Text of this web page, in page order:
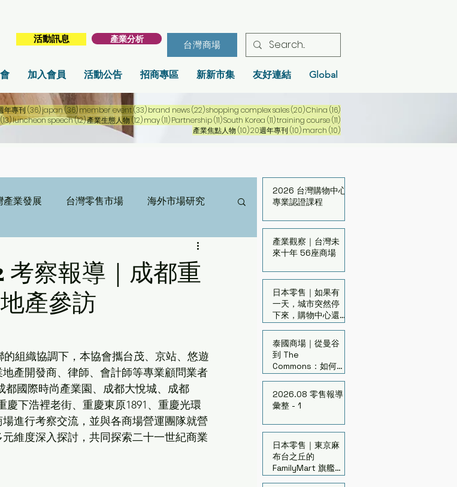
活動訊息 產業分析
台灣商場
加入會員 活動公告 招商專區 新新市集 友好連結 Global
文章
年專刊 (36)36 篇文章
japan (36)36 篇文章
member event(33)33 篇文章
brand news(22)22 篇文章
shopping complex sales(20)20 篇文章
China (16)16 篇文章
(13)13 篇文章
luncheon speech(12)12 篇文章
產業生態人物 (12)12 篇文章
may(11)11 篇文章
Partnership(11)11 篇文章
South Korea (11)11 篇文章
training course(11)11 篇文章
產業焦點人物 (10)10 篇文章
20週年專刊 (10)10 篇文章
march (10)10 篇文章
產業發展 台灣零售市場 海外市場研究
察報導｜成都重
產參訪
的組織協調下，本協會攜台茂、京站、悠遊
產開發商、律師、會計師等專業顧問業者
都國際時尚產業園、成都大悅城、成都
下浩裡老街、重慶東原1891、重慶光環
進行考察交流，並與各商場營運團隊就營
維度深入探討，共同探索二十一世紀商業
2026 台灣購物中心
專業認證課程
產業觀察｜台灣未
來十年 56座商場
日本零售｜如果有
一天，城市突然停
下來，購物中心還
剩下什麼價值？
泰國商場｜從曼谷
到 The
Commons：如何啟
發老舊百貨再生
2026.08 零售報導
彙整 - 1
日本零售｜東京麻
布台之丘的
FamilyMart 旗艦店
「FAMIMA」開幕